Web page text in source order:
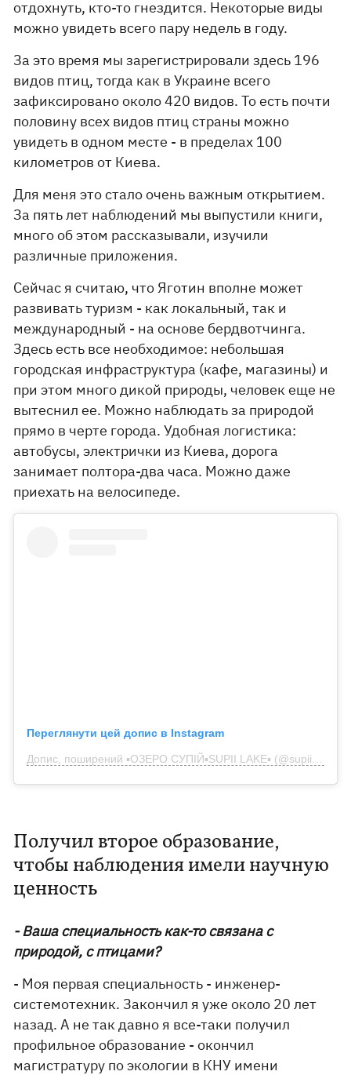
отдохнуть, кто-то гнездится. Некоторые виды
можно увидеть всего пару недель в году.
За это время мы зарегистрировали здесь 196
видов птиц, тогда как в Украине всего
зафиксировано около 420 видов. То есть почти
половину всех видов птиц страны можно
увидеть в одном месте - в пределах 100
километров от Киева.
Для меня это стало очень важным открытием.
За пять лет наблюдений мы выпустили книги,
много об этом рассказывали, изучили
различные приложения.
Сейчас я считаю, что Яготин вполне может
развивать туризм - как локальный, так и
международный - на основе бердвотчинга.
Здесь есть все необходимое: небольшая
городская инфраструктура (кафе, магазины) и
при этом много дикой природы, человек еще не
вытеснил ее. Можно наблюдать за природой
прямо в черте города. Удобная логистика:
автобусы, электрички из Киева, дорога
занимает полтора-два часа. Можно даже
приехать на велосипеде.
Переглянути цей допис в Instagram
Получил второе образование,
чтобы наблюдения имели научную
ценность
- Ваша специальность как-то связана с
природой, с птицами?
- Моя первая специальность - инженер-
системотехник. Закончил я уже около 20 лет
назад. А не так давно я все-таки получил
профильное образование - окончил
магистратуру по экологии в КНУ имени